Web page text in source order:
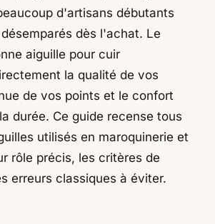
d'artisans débutants
dès l'achat. Le
aiguille pour cuir
la qualité de vos
de vos points et le confort
durée. Ce guide recense tous
utilisés en maroquinerie et
rôle précis, les critères de
erreurs classiques à éviter.